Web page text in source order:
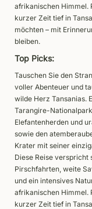
afrikanischen Himmel.
kurzer Zeit tief in
möchten – mit
bleiben.
Top Picks:
Tauschen Sie den
voller Abenteuer und
wilde Herz Tansanias.
Tarangire-
Elefantenherden und
sowie den
Krater mit seiner
Diese Reise verspricht
Pirschfahrten, weite
und ein intensives
afrikanischen Himmel.
kurzer Zeit tief in